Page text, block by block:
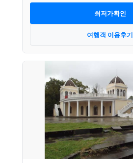
최저가확인
여행객 이용후기